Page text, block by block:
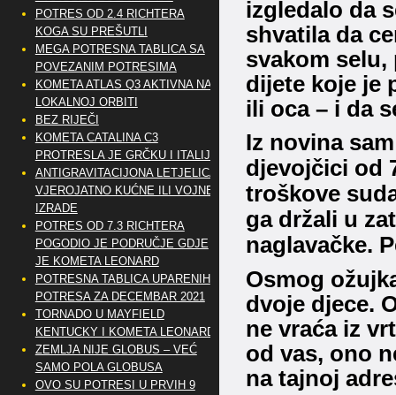
izgledalo da
shvatila da
svakom selu,
dijete koje je
ili oca – i da
Iz novina
djevojčici od
troškove
ga držali u
naglavačke.
Osmog
dvoje djece.
ne vraća iz
od vas, ono
na tajnoj
POTRES OD 2.4 RICHTERA
KOGA SU PREŠUTLI
MEGA POTRESNA TABLICA SA
POVEZANIM POTRESIMA
KOMETA ATLAS Q3 AKTIVNA NA
LOKALNOJ ORBITI
BEZ RIJEČI
KOMETA CATALINA C3
PROTRESLA JE GRČKU I ITALIJU
ANTIGRAVITACIJONA LETJELICA
VJEROJATNO KUĆNE ILI VOJNE
IZRADE
POTRES OD 7.3 RICHTERA
POGODIO JE PODRUČJE GDJE
JE KOMETA LEONARD
POTRESNA TABLICA UPARENIH
POTRESA ZA DECEMBAR 2021
TORNADO U MAYFIELD
KENTUCKY I KOMETA LEONARD
ZEMLJA NIJE GLOBUS – VEĆ
SAMO POLA GLOBUSA
OVO SU POTRESI U PRVIH 9